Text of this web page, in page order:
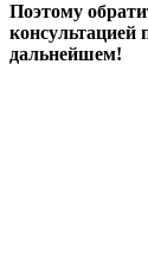
Поэтому
консультацией
дальнейшем!